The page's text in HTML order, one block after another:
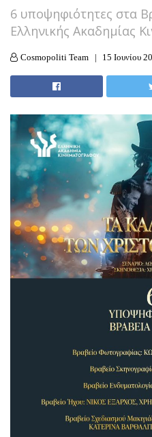
6 υποψηφιότητες στα
Ελληνικής Ακαδημίας
Cosmopoliti Team 15 Ιουνίου